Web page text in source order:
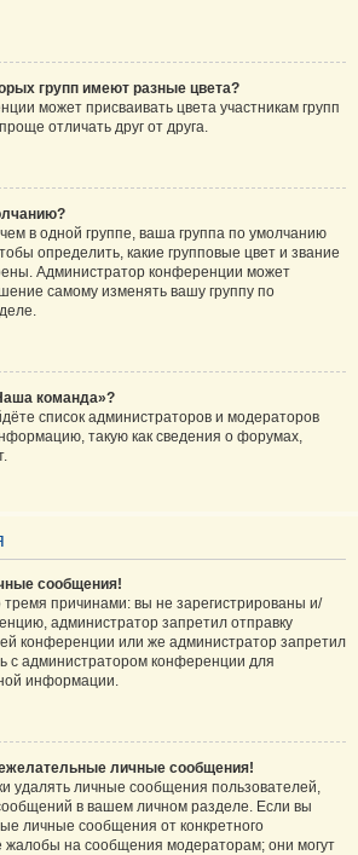
групп имеют разные цвета?
может присваивать цвета участникам групп
отличать друг от друга.
в одной группе, ваша группа по умолчанию
определить, какие групповые цвет и звание
Администратор конференции может
самому изменять вашу группу по
команда»?
список администраторов и модераторов
такую как сведения о форумах,
сообщения!
причинами: вы не зарегистрированы и/
администратор запретил отправку
конференции или же администратор запретил
с администратором конференции для
информации.
личные сообщения!
удалять личные сообщения пользователей,
в вашем личном разделе. Если вы
личные сообщения от конкретного
жалобы на сообщения модераторам; они могут